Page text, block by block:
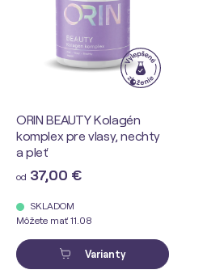
ORIN BEAUTY Kolagén
komplex pre vlasy, nechty
a pleť
od 37,00 €
SKLADOM
Môžete mať 11.08
Varianty